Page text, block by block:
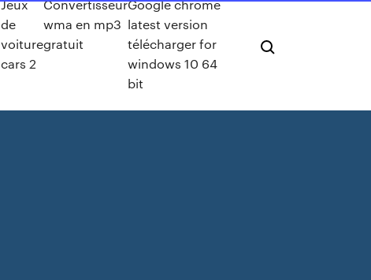
Jeux
de
voiture
cars 2
Convertisseur
wma en mp3
gratuit
Google chrome
latest version
télécharger for
windows 10 64
bit